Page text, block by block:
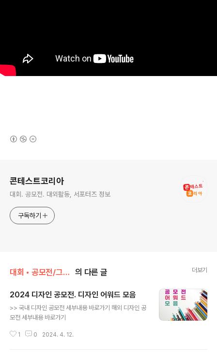
콘테스트코리아
대회. 공모전. 대외활동, 서포터즈 정보
구독하기
대회 • 공모전/그림 • 미술 • 디자인 • 웹툰. 의 다른 글 더보기
2024 디자인 공모전. 디자인 어워드 모음
>> 국내 디자인 공모전 세부내용 바로가기 해외 디자인 공
모전 세부내용 바로가기
1 0 2024. 4. 12.